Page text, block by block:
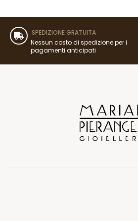
SPEDIZIONE GRATUITA
Nessun costo di spedizione per i
pagamenti anticipati